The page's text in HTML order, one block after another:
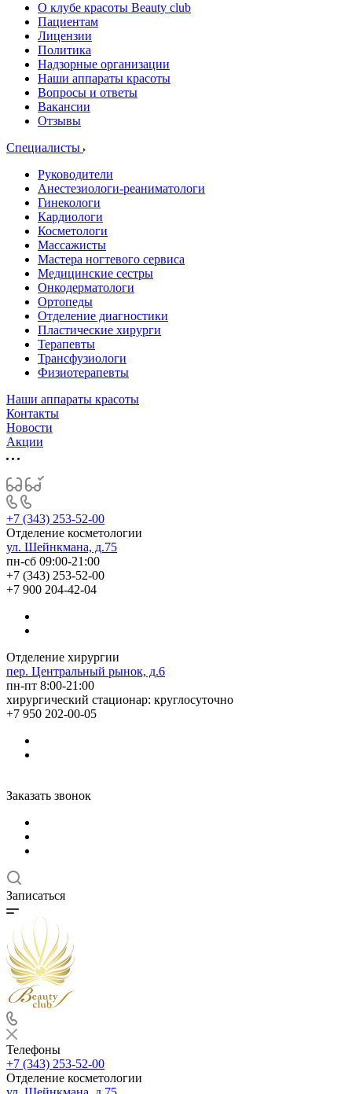
О клубе красоты Beauty club
Пациентам
Лицензии
Политика
Надзорные организации
Наши аппараты красоты
Вопросы и ответы
Вакансии
Отзывы
Специалисты
Руководители
Анестезиологи-реаниматологи
Гинекологи
Кардиологи
Косметологи
Массажисты
Мастера ногтевого сервиса
Медицинские сестры
Онкодерматологи
Ортопеды
Отделение диагностики
Пластические хирурги
Терапевты
Трансфузиологи
Физиотерапевты
Наши аппараты красоты
Контакты
Новости
Акции
+7 (343) 253-52-00
Отделение косметологии
ул. Шейнкмана, д.75
пн-сб 09:00-21:00
+7 (343) 253-52-00
+7 900 204-42-04
Отделение хирургии
пер. Центральный рынок, д.6
пн-пт 8:00-21:00
хирургический стационар: круглосуточно
+7 950 202-00-05
Заказать звонок
Записаться
Телефоны
+7 (343) 253-52-00
Отделение косметологии